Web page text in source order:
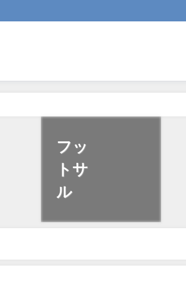
フッ
トサ
ル